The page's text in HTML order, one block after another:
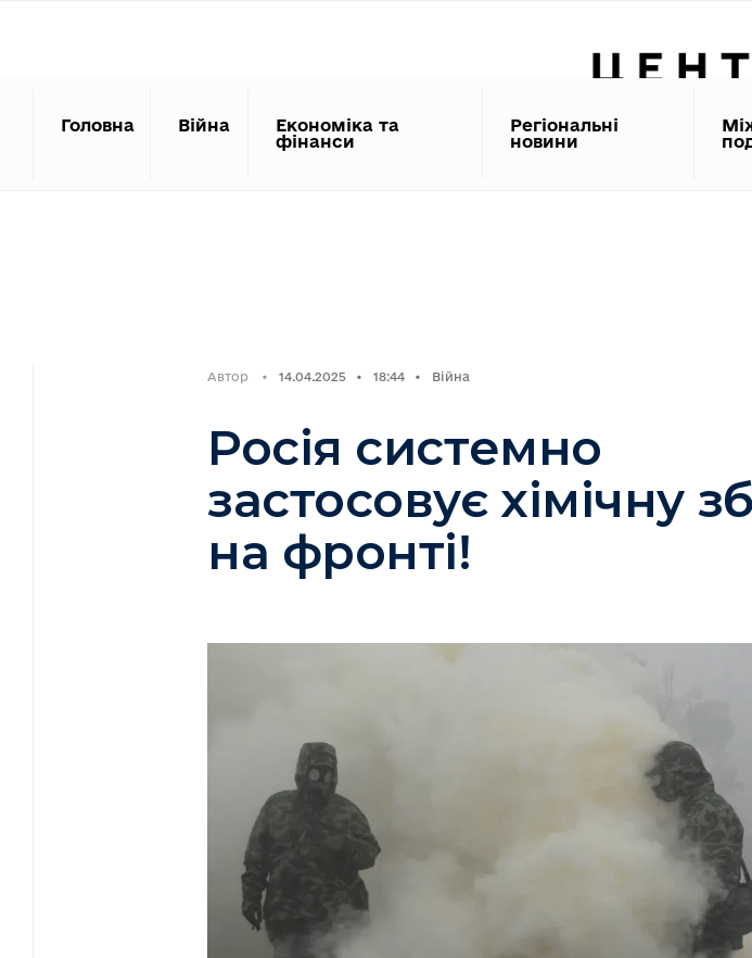
Головна Війна
Економіка та
фінанси
Регіональні
новини
Автор • 14.04.2025 • 18:44 • Війна
Росія системно
застосовує хімічну
на фронті!